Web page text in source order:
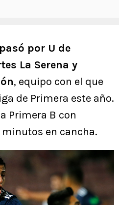
por U de
La Serena y
, equipo con el que
de Primera este año.
Primera B con
minutos en cancha.